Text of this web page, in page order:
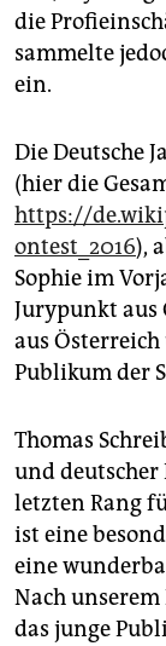
die
sammelte
ein.
Die Deutsche
(hier die
https://
ontest_2016),
Sophie im
Jurypunkt aus
aus
Publikum der
Thomas
und deutscher
letzten Rang
ist eine
eine
Nach
das junge